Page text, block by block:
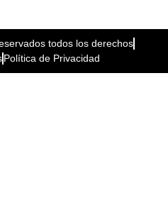
todos los derechos
Política de Privacidad